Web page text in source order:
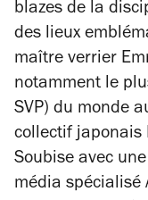
blazes de la
des lieux
maître verrier
notamment le
SVP) du monde
collectif japonais
Soubise avec
média spécialisé